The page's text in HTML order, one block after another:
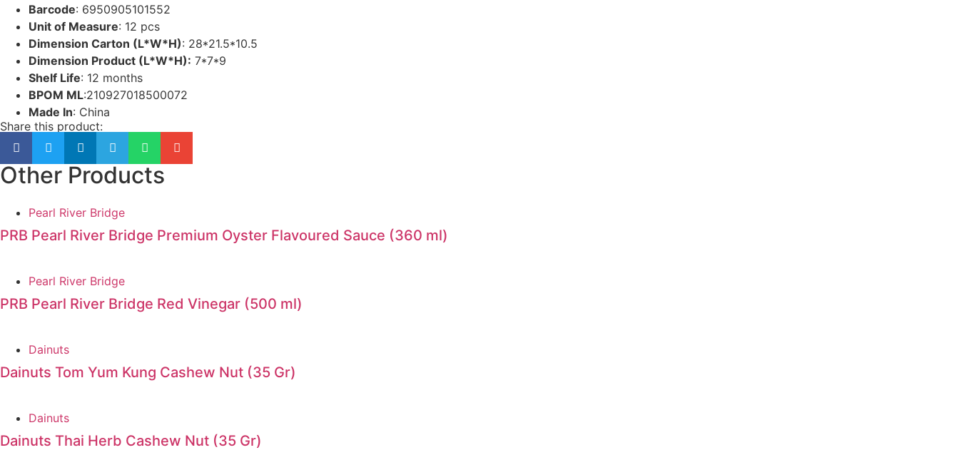
Barcode: 6950905101552
Unit of Measure: 12 pcs
Dimension Carton (L*W*H): 28*21.5*10.5
Dimension Product (L*W*H): 7*7*9
Shelf Life: 12 months
BPOM ML:210927018500072
Made In: China
Share this product:
Other Products
Pearl River Bridge
PRB Pearl River Bridge Premium Oyster Flavoured Sauce (360 ml)
Pearl River Bridge
PRB Pearl River Bridge Red Vinegar (500 ml)
Dainuts
Dainuts Tom Yum Kung Cashew Nut (35 Gr)
Dainuts
Dainuts Thai Herb Cashew Nut (35 Gr)